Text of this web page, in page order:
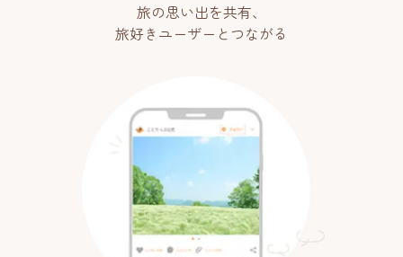
旅の思い出を共有、
旅好きユーザーとつながる